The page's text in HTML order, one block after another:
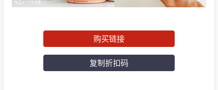
购买链接
复制折扣码